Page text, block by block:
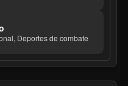
Deportes de combate